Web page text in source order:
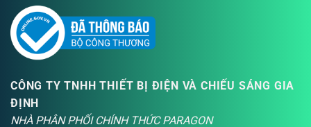
CÔNG TY TNHH THIẾT BỊ ĐIỆN VÀ CHIẾU SÁNG GIA
ĐỊNH
NHÀ PHÂN PHỐI CHÍNH THỨC PARAGON